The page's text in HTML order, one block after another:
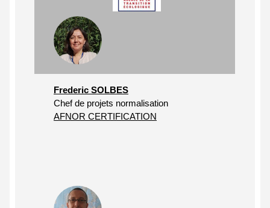
Frederic SOLBES
Chef de projets normalisation
AFNOR CERTIFICATION